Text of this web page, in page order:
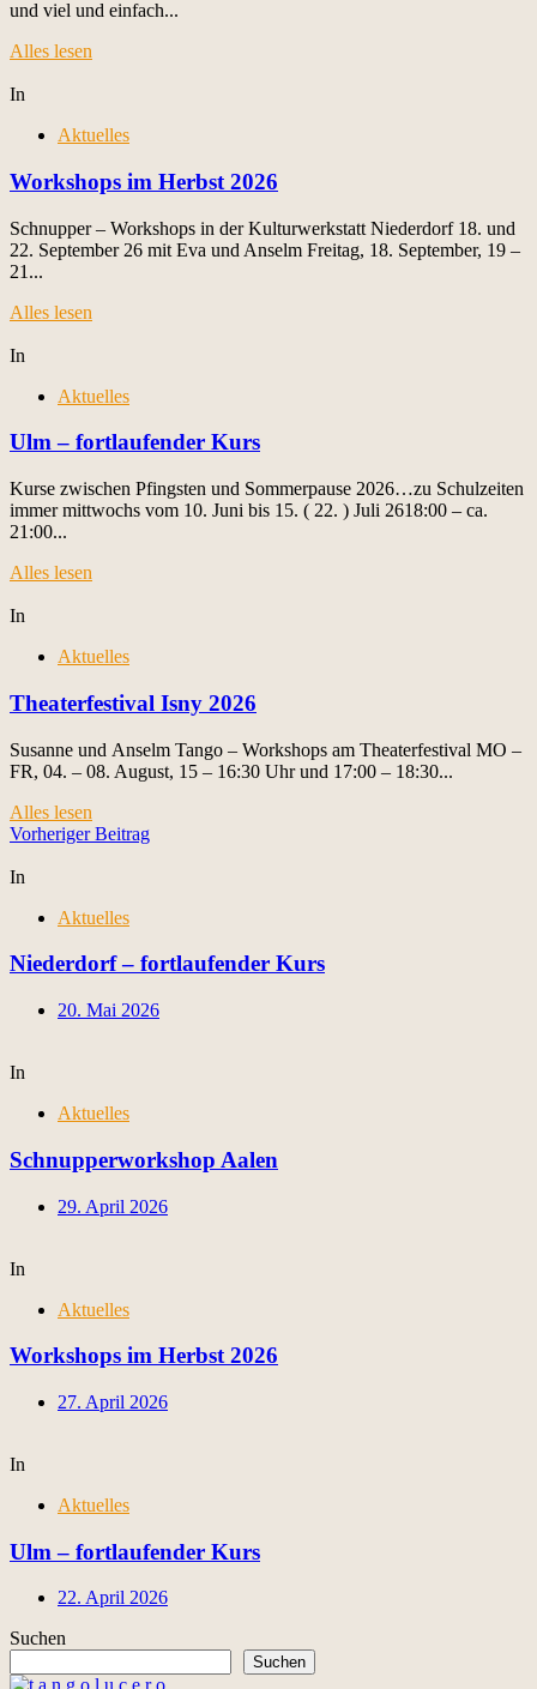
und viel und einfach...
Alles lesen
In
Aktuelles
Workshops im Herbst 2026
Schnupper – Workshops in der Kulturwerkstatt Niederdorf 18. und
22. September 26 mit Eva und Anselm Freitag, 18. September, 19 –
21...
Alles lesen
In
Aktuelles
Ulm – fortlaufender Kurs
Kurse zwischen Pfingsten und Sommerpause 2026…zu Schulzeiten
immer mittwochs vom 10. Juni bis 15. ( 22. ) Juli 2618:00 – ca.
21:00...
Alles lesen
In
Aktuelles
Theaterfestival Isny 2026
Susanne und Anselm Tango – Workshops am Theaterfestival MO –
FR, 04. – 08. August, 15 – 16:30 Uhr und 17:00 – 18:30...
Alles lesen
Beitragsnavigation
Vorheriger Beitrag
In
Aktuelles
Niederdorf – fortlaufender Kurs
20. Mai 2026
In
Aktuelles
Schnupperworkshop Aalen
29. April 2026
In
Aktuelles
Workshops im Herbst 2026
27. April 2026
In
Aktuelles
Ulm – fortlaufender Kurs
22. April 2026
Suchen
Suchen